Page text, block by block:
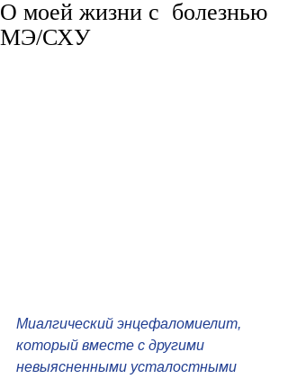
О моей жизни с болезнью
МЭ/СХУ
Миалгический энцефаломиелит,
который вместе с другими
невыясненными усталостными